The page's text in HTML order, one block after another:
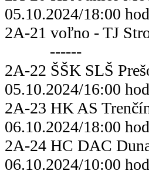
05.10.2024/18:00
2A-21 voľno -
------
2A-22 ŠŠK SLŠ
05.10.2024/16:00
2A-23 HK AS
06.10.2024/18:00
2A-24 HC DAC
06.10.2024/10:00